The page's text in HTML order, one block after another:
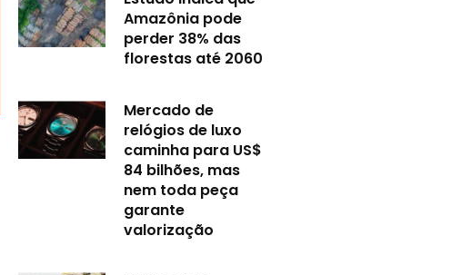
Amazônia pode
perder 38% das
florestas até 2060
Mercado de
relógios de luxo
caminha para US$
84 bilhões, mas
nem toda peça
garante
valorização